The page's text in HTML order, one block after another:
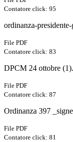
Contatore click: 95
ordinanza-
File PDF
Contatore click: 83
DPCM 24 ottobre
File PDF
Contatore click: 87
Ordinanza 397
File PDF
Contatore click: 81